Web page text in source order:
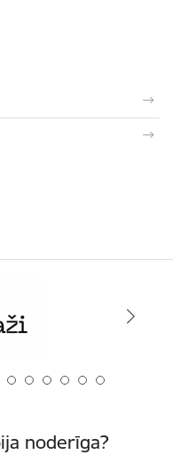
noderīga?